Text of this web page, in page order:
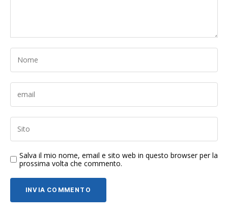
Salva il mio nome, email e sito web in questo browser per la
prossima volta che commento.